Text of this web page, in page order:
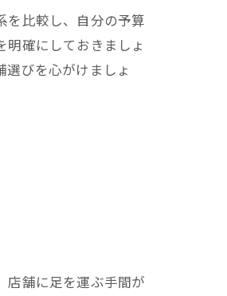
を比較し、自分の予算
確にしておきましょ
びを心がけましょ
店舗に足を運ぶ手間が